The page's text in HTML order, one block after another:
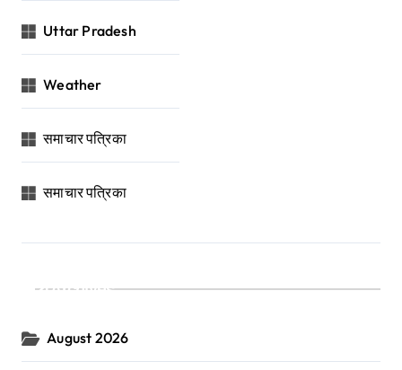
Uttar Pradesh
Weather
समाचार पत्रिका
समाचार पत्रिका
Archives
August 2026